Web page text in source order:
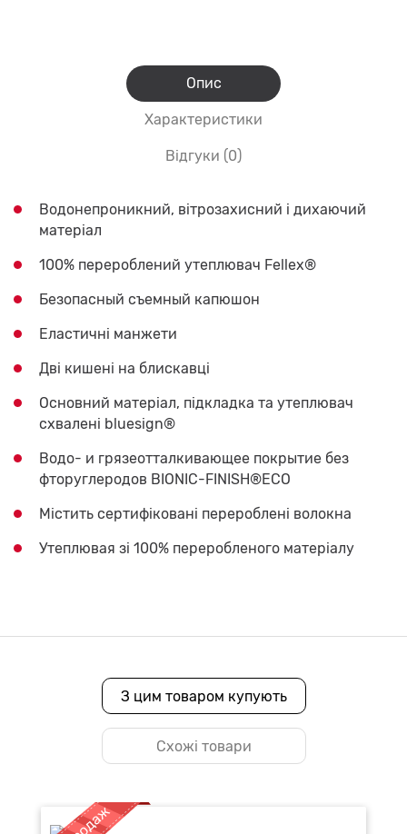
Опис
Характеристики
Відгуки (0)
Водонепроникний, вітрозахисний і дихаючий
матеріал
100% перероблений утеплювач Fellex®
Безопасный съемный капюшон
Еластичні манжети
Дві кишені на блискавці
Основний матеріал, підкладка та утеплювач
схвалені bluesign®
Водо- и грязеотталкивающее покрытие без
фторуглеродов BIONIC-FINISH®ECO
Містить сертифіковані перероблені волокна
Утеплювая зі 100% переробленого матеріалу
З цим товаром купують
Схожі товари